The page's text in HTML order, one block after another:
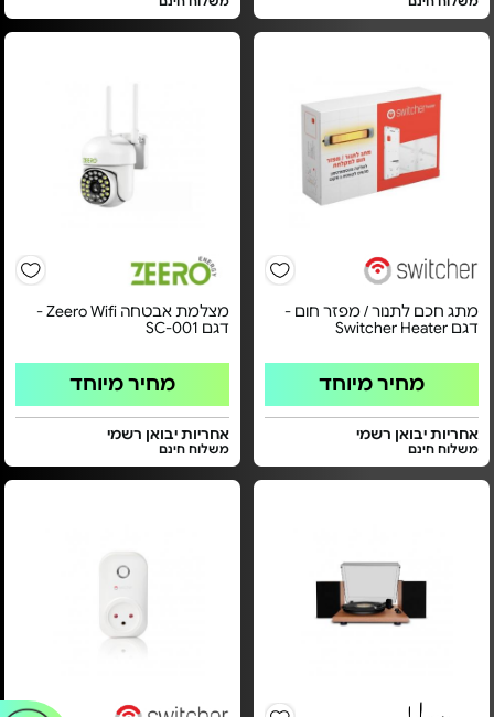
מתג חכם לתנור / מפזר חום -
דגם Switcher Heater
מחיר מיוחד
אחריות יבואן רשמי
משלוח חינם
מצלמת אבטחה Zeero Wifi -
דגם SC-001
מחיר מיוחד
אחריות יבואן רשמי
משלוח חינם